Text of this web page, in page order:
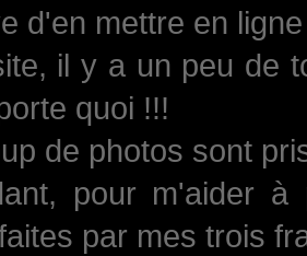
d'en mettre en
il y a un peu de
quoi !!!
de photos sont
pour m'aider
par mes trois